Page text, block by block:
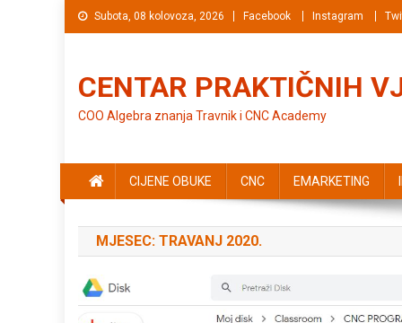
Preskočite na sadržaj
Subota, 08 kolovoza, 2026 Facebook Instagram
CENTAR PRAKTIČNIH
COO Algebra znanja Travnik i CNC Academy
CIJENE OBUKE CNC EMARKETING
MJESEC: TRAVANJ 2020.